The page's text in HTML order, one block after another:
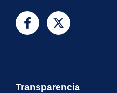
Transparencia